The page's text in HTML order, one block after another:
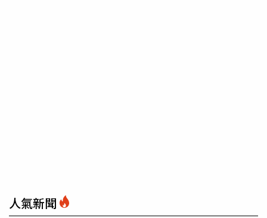
人氣新聞